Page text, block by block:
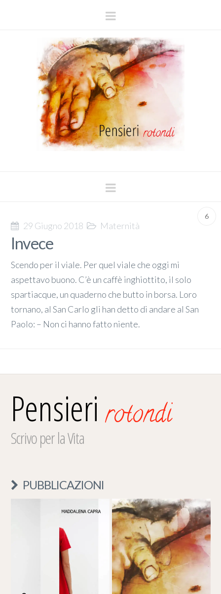
Navigation
Navigation
6
29 Giugno 2018 Maternità
Invece
Scendo per il viale. Per quel viale che oggi mi
aspettavo buono. C’è un caffè inghiottito, il solo
spartiacque, un quaderno che butto in borsa. Loro
tornano, al San Carlo gli han detto di andare al San
Paolo: – Non ci hanno fatto niente.
Pensierirotondi
Scrivo per la Vita
PUBBLICAZIONI